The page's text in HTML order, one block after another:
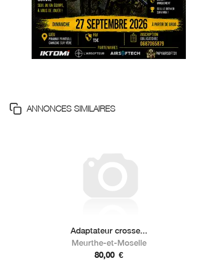
ANNONCES SIMILAIRES
Adaptateur crosse...
Meurthe-et-Moselle
80,00 €